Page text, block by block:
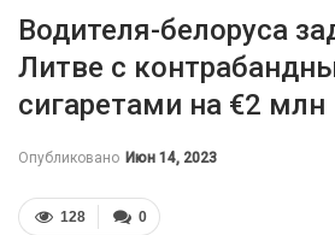
Водителя-белоруса
Литве с
сигаретами на €2 млн
Опубликовано Июн 14, 2023
0
128